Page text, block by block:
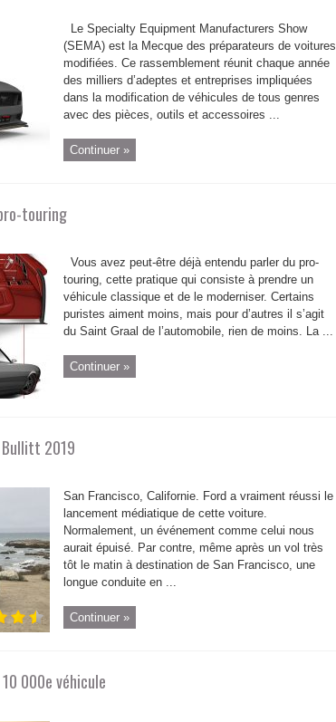
Le Specialty Equipment Manufacturers Show
(SEMA) est la Mecque des préparateurs de voitures
modifiées. Ce rassemblement réunit chaque année
des milliers d’adeptes et entreprises impliquées
dans la modification de véhicules de tous genres
avec des pièces, outils et accessoires ...
Continuer »
touring
Vous avez peut-être déjà entendu parler du pro-
touring, cette pratique qui consiste à prendre un
véhicule classique et de le moderniser. Certains
puristes aiment moins, mais pour d’autres il s’agit
du Saint Graal de l’automobile, rien de moins. La ...
Continuer »
Bullitt 2019
San Francisco, Californie. Ford a vraiment réussi le
lancement médiatique de cette voiture.
Normalement, un événement comme celui nous
aurait épuisé. Par contre, même après un vol très
tôt le matin à destination de San Francisco, une
longue conduite en ...
Continuer »
000e véhicule